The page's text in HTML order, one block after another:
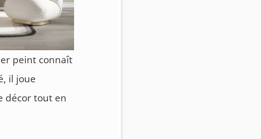
peint connaît
il joue
décor tout en